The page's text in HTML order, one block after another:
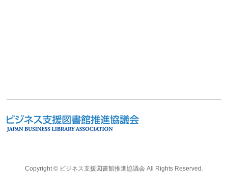
Copyright © ビジネス支援図書館推進協議会All Rights Reserved.